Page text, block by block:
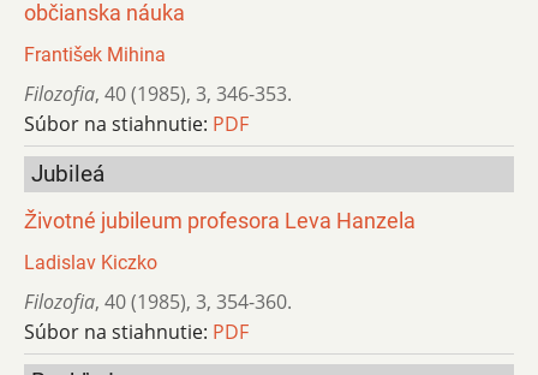
občianska náuka
František Mihina
Filozofia, 40 (1985), 3, 346-353.
Súbor na stiahnutie: PDF
Jubileá
Životné jubileum profesora Leva Hanzela
Ladislav Kiczko
Filozofia, 40 (1985), 3, 354-360.
Súbor na stiahnutie: PDF